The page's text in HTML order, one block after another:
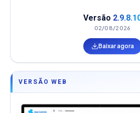
Versão
02/08/2026
Baixar agora
VERSÃO WEB